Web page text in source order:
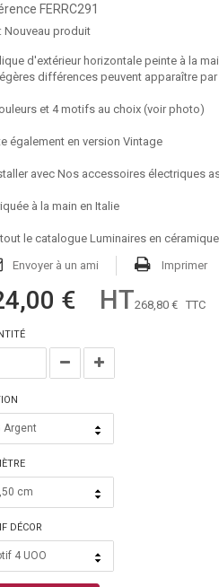
FERRC291
Nouveau produit
d'extérieur horizontale peinte à la
différences peuvent apparaître
et 4 motifs au choix (voir photo)
également en version Vintage
avec Nos accessoires électriques
à la main en Italie
le catalogue Luminaires en
Envoyer à un ami
Imprimer
€ HT268,80 €TTC
Argent
cm
DÉCOR
4 UOO